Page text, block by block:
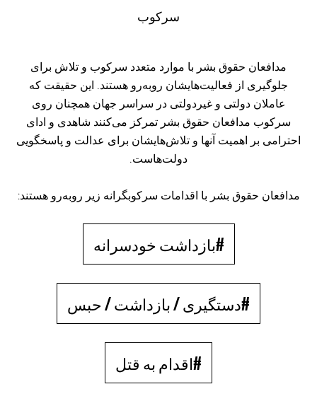
سرکوب
مدافعان حقوق بشر با موارد متعدد سرکوب و تلاش برای
جلوگیری از فعالیت‌هایشان روبه‌رو هستند. این حقیقت که
عاملان دولتی و غیردولتی در سراسر جهان همچنان روی
سرکوب مدافعان حقوق بشر تمرکز می‌کنند شاهدی و ادای
احترامی بر اهمیت آنها و تلاش‌هایشان برای عدالت و پاسخگویی
دولت‌هاست.
مدافعان حقوق بشر با اقدامات سرکوبگرانه زیر روبه‌رو هستند:
#بازداشت خودسرانه
#دستگیری / بازداشت / حبس
#اقدام به قتل